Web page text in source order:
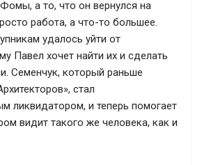
а то, что он вернулся на
работа, а что-то большее.
удалось уйти от
Павел хочет найти их и сделать
Семенчук, который раньше
стал
ликвидатором, и теперь помогает
видит такого же человека, как и